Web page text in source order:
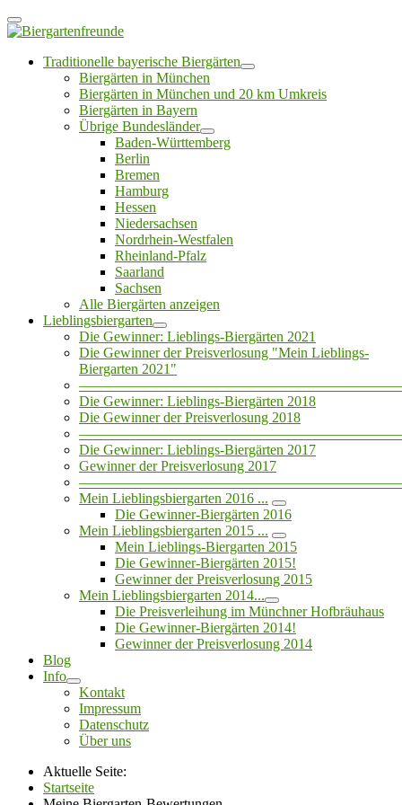
Traditionelle bayerische Biergärten
Biergärten in München
Biergärten in München und 20 km Umkreis
Biergärten in Bayern
Übrige Bundesländer
Baden-Württemberg
Berlin
Bremen
Hamburg
Hessen
Niedersachsen
Nordrhein-Westfalen
Rheinland-Pfalz
Saarland
Sachsen
Alle Biergärten anzeigen
Lieblingsbiergarten
Die Gewinner: Lieblings-Biergärten 2021
Die Gewinner der Preisverlosung "Mein Lieblings-
Biergarten 2021"
Die Gewinner: Lieblings-Biergärten 2018
Die Gewinner der Preisverlosung 2018
Die Gewinner: Lieblings-Biergärten 2017
Gewinner der Preisverlosung 2017
Mein Lieblingsbiergarten 2016 ...
Die Gewinner-Biergärten 2016
Mein Lieblingsbiergarten 2015 ...
Mein Lieblings-Biergarten 2015
Die Gewinner-Biergärten 2015!
Gewinner der Preisverlosung 2015
Mein Lieblingsbiergarten 2014...
Die Preisverleihung im Münchner Hofbräuhaus
Die Gewinner-Biergärten 2014!
Gewinner der Preisverlosung 2014
Blog
Info
Kontakt
Impressum
Datenschutz
Über uns
Aktuelle Seite:
Startseite